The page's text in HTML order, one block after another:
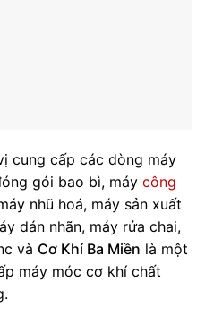
cung cấp các dòng máy
gói bao bì, máy công
nhũ hoá, máy sản xuất
dán nhãn, máy rửa chai,
và Cơ Khí Ba Miền là một
máy móc cơ khí chất